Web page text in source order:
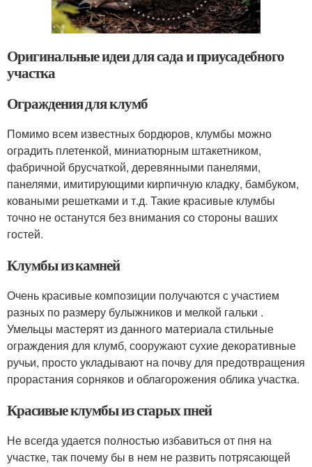
Оригинальные идеи для сада и приусадебного
участка
Ограждения для клумб
Помимо всем известных бордюров, клумбы можно
оградить плетенкой, миниатюрным штакетником,
фабричной брусчаткой, деревянными панелями,
панелями, имитирующими кирпичную кладку, бамбуком,
коваными решетками и т.д. Такие красивые клумбы
точно не останутся без внимания со стороны ваших
гостей.
Клумбы из камней
Очень красивые композиции получаются с участием
разных по размеру булыжников и мелкой гальки .
Умельцы мастерят из данного материала стильные
ограждения для клумб, сооружают сухие декоративные
ручьи, просто укладывают на почву для предотвращения
прорастания сорняков и облагорожения облика участка.
Красивые клумбы из старых пней
Не всегда удается полностью избавиться от пня на
участке, так почему бы в нем не развить потрясающей